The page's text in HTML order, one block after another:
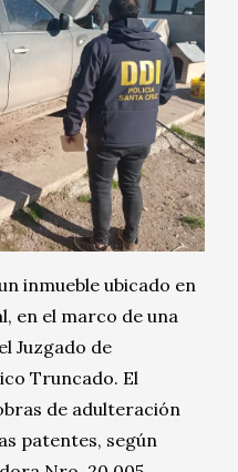
inmueble ubicado en
en el marco de una
Juzgado de
Truncado. El
de adulteración
patentes, según